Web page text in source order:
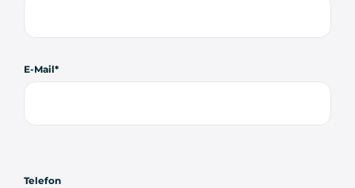
E-Mail
Telefon